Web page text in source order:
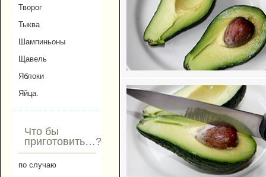
Творог
Тыква
Шампиньоны
Щавель
Яблоки
Яйца.
Что бы
приготовить…?
по случаю